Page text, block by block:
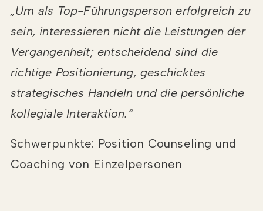
„Um als Top-Führungsperson erfolgreich zu
sein, interessieren nicht die Leistungen der
Vergangenheit; entscheidend sind die
richtige Positionierung, geschicktes
strategisches Handeln und die persönliche
kollegiale Interaktion.“
Schwerpunkte: Position Counseling und
Coaching von Einzelpersonen